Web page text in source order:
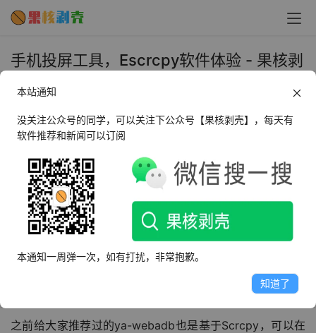
手机投屏工具，Escrcpy软件体验 - 果核剥
2024年3月29日 上午9:16 微信推文
文章来自于果核剥壳公众号首发：
https://mp.weixin.qq.com/s/iBC6Ja_vi-pDQWhsRX7l0A
把手机投屏到电脑上，有许多软件可以选择，但是要说哪个
软件比较经典，那肯定是开源的Scrcpy了，许多项目都是
基于它衍生出来的。
之前给大家推荐过的ya-webadb也是基于Scrcpy，可以在
本站通知
没关注公众号的同学，可以关注下公众号【果核剥壳】，每天有
软件推荐和新闻可以订阅
本通知一周弹一次，如有打扰，非常抱歉。
知道了